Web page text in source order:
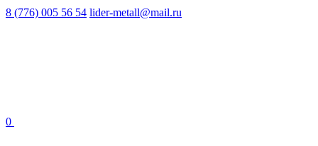
8 (776) 005 56 54 lider-metall@mail.ru
0